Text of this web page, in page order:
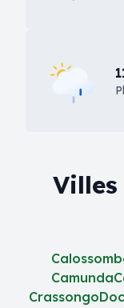
Camunda
Crassongo